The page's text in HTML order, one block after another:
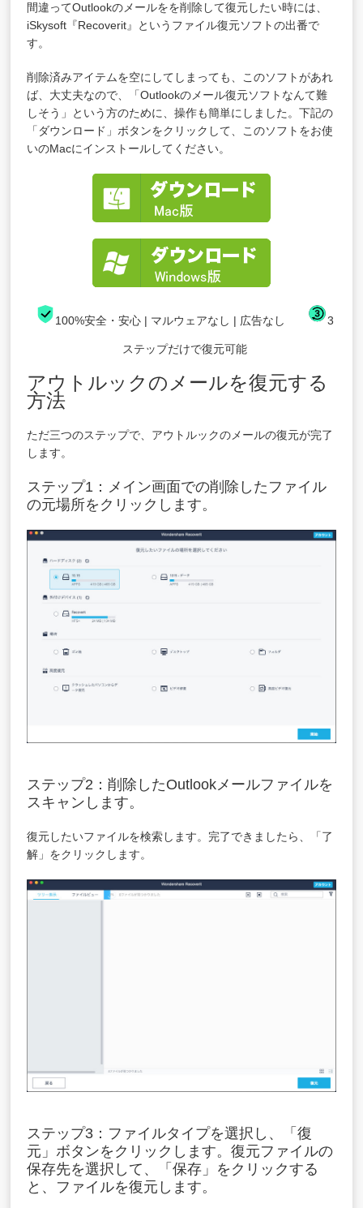
間違ってOutlookのメールをを削除して復元したい時には、
iSkysoft『Recoverit』 というファイル復元ソフトの出番で
す。
削除済みアイテムを空にしてしまっても、このソフトがあれ
ば、大丈夫なので、「Outlookのメール復元ソフトなんて難
しそう」という方のために、操作も簡単にしました。下記の
「ダウンロード」ボタンをクリックして、このソフトをお使
いのMacにインストールしてください。
100%安全・安心 | マルウェアなし | 広告なし 3
ステップだけで復元可能
アウトルックのメールを復元する
方法
ただ三つのステップで、アウトルックのメールの復元が完了
します。
ステップ1：メイン画面での削除したファイル
の元場所をクリックします。
ステップ2：削除したOutlookメールファイルを
スキャンします。
復元したいファイルを検索します。完了できましたら、「了
解」をクリックします。
ステップ3：ファイルタイプを選択し、「復
元」ボタンをクリックします。復元ファイルの
保存先を選択して、「保存」をクリックする
と、ファイルを復元します。